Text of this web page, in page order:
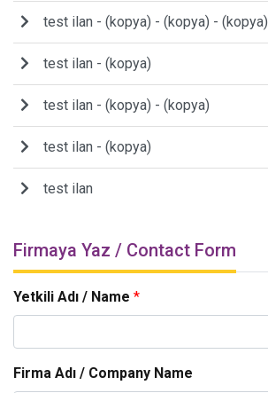
test ilan - (kopya) - (kopya) - (kopya)
test ilan - (kopya)
test ilan - (kopya) - (kopya)
test ilan - (kopya)
test ilan
Firmaya Yaz / Contact Form
Yetkili Adı / Name *
Firma Adı / Company Name